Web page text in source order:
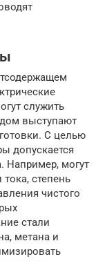
служить
выступают
С целью
допускается
Например, могут
степень
чистого
стали
метана и